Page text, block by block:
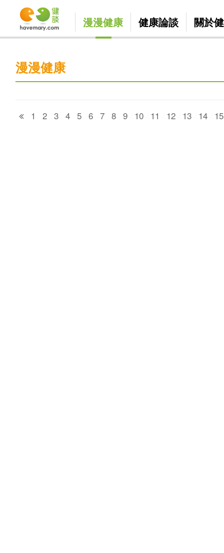
漫漫健康 健康論談 關於
漫漫健康
1 2 3 4 5 6 7 8 9 10 11 12 13 14 15